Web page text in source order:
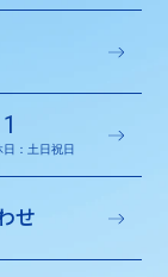
：土日祝日
せ